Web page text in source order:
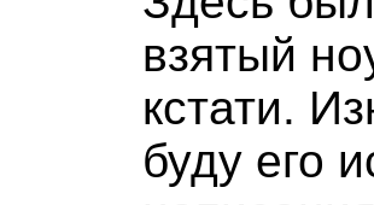
взятый
кстати.
буду его